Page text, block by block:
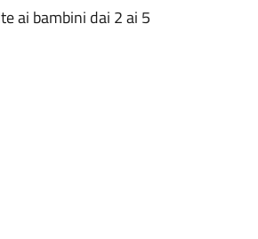
ai bambini dai 2 ai 5